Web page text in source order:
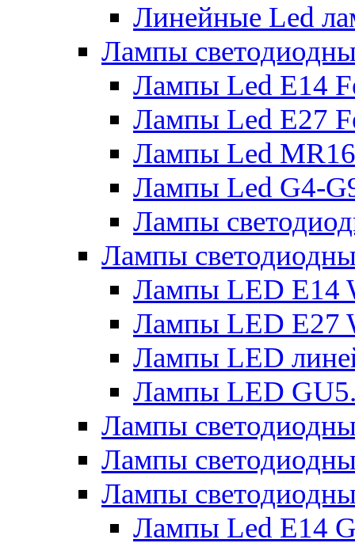
Линейные Led
Лампы
Лампы Led E14
Лампы Led E27
Лампы Led
Лампы Led G4-
Лампы
Лампы
Лампы LED E14
Лампы LED E27
Лампы LED
Лампы LED
Лампы
Лампы
Лампы
Лампы Led Е14